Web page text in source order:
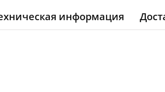
информация